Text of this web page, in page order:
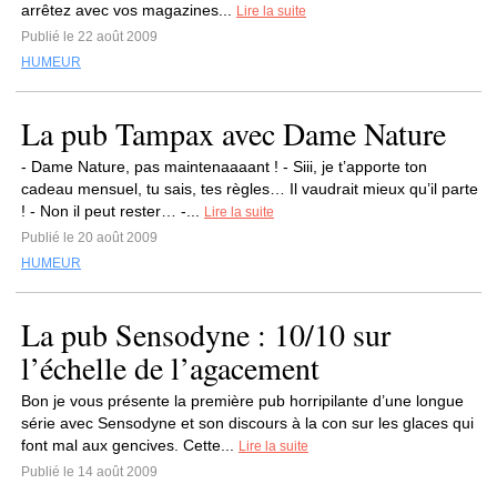
arrêtez avec vos magazines...
Lire la suite
Publié le 22 août 2009
HUMEUR
La pub Tampax avec Dame Nature
- Dame Nature, pas maintenaaaant ! - Siii, je t’apporte ton
cadeau mensuel, tu sais, tes règles… Il vaudrait mieux qu’il parte
! - Non il peut rester… -...
Lire la suite
Publié le 20 août 2009
HUMEUR
La pub Sensodyne : 10/10 sur
l’échelle de l’agacement
Bon je vous présente la première pub horripilante d’une longue
série avec Sensodyne et son discours à la con sur les glaces qui
font mal aux gencives. Cette...
Lire la suite
Publié le 14 août 2009